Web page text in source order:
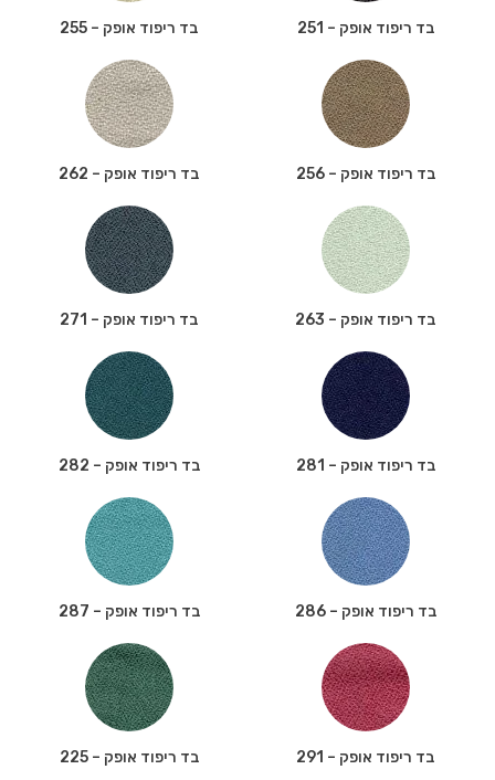
בד ריפוד אופק – 251 בד ריפוד אופק – 255
בד ריפוד אופק – 256 בד ריפוד אופק – 262
בד ריפוד אופק – 263 בד ריפוד אופק – 271
בד ריפוד אופק – 281 בד ריפוד אופק – 282
בד ריפוד אופק – 286 בד ריפוד אופק – 287
בד ריפוד אופק – 291 בד ריפוד אופק – 225